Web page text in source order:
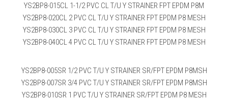
YS2BP8-015CL 1-1/2 PVC CL T/U Y STRAINER FPT EPDM P8M
YS2BP8-020CL 2 PVC CL T/U Y STRAINER FPT EPDM P8 MESH
YS2BP8-030CL 3 PVC CL T/U Y STRAINER FPT EPDM P8 MESH
YS2BP8-040CL 4 PVC CL T/U Y STRAINER FPT EPDM P8 MESH
YS2BP8-005SR 1/2 PVC T/U Y STRAINER SR/FPT EPDM P8MSH
YS2BP8-007SR 3/4 PVC T/U Y STRAINER SR/FPT EPDM P8MSH
YS2BP8-010SR 1 PVC T/U Y STRAINER SR/FPT EPDM P8 MESH